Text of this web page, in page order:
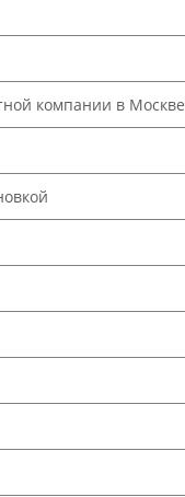
компании в Москве